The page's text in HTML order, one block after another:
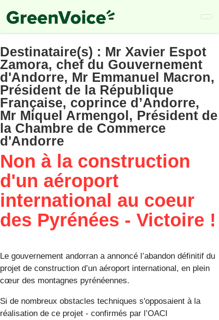
to
main
Destinataire(s) : Mr Xavier Espot
Zamora, chef du Gouvernement
d'Andorre, Mr Emmanuel Macron,
Président de la République
Française, coprince d’Andorre,
Mr Miquel Armengol, Président de
la Chambre de Commerce
d'Andorre
Non à la construction
d'un aéroport
international au coeur
des Pyrénées - Victoire !
Le gouvernement andorran a annoncé l’abandon définitif du
projet de construction d’un aéroport international, en plein
cœur des montagnes pyrénéennes.
Si de nombreux obstacles techniques s'opposaient à la
réalisation de ce projet - confirmés par l’OACI